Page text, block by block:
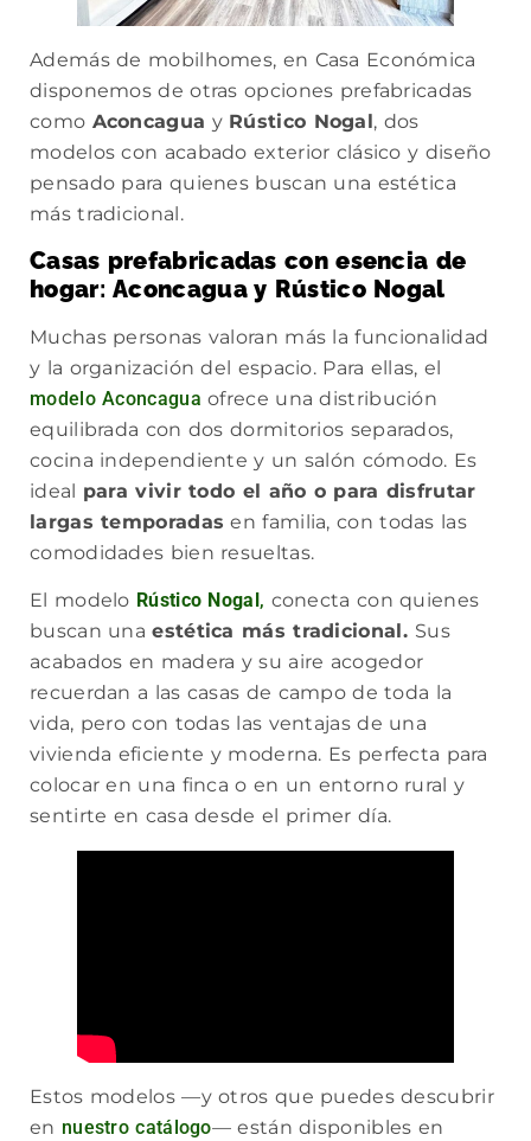
Además de mobilhomes, en Casa Económica
disponemos de otras opciones prefabricadas
como Aconcagua y Rústico Nogal, dos
modelos con acabado exterior clásico y diseño
pensado para quienes buscan una estética
más tradicional.
Casas prefabricadas con esencia de
hogar:Aconcagua y Rústico Nogal
Muchas personas valoran más la funcionalidad
y la organización del espacio. Para ellas, el
modelo Aconcagua ofrece una distribución
equilibrada con dos dormitorios separados,
cocina independiente y un salón cómodo. Es
ideal para vivir todo el año o para disfrutar
largas temporadas en familia, con todas las
comodidades bien resueltas.
El modelo Rústico Nogal , conecta con quienes
buscan unaestética más tradicional. Sus
acabados en madera y su aire acogedor
recuerdan a las casas de campo de toda la
vida, pero con todas las ventajas de una
vivienda eficiente y moderna. Es perfecta para
colocar en una finca o en un entorno rural y
sentirte en casa desde el primer día.
Estos modelos —y otros que puedes descubrir
en nuestro catálogo— están disponibles en